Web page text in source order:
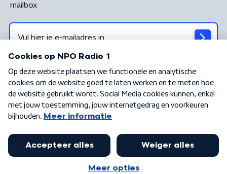
mailbox
Algemene voorwaarden